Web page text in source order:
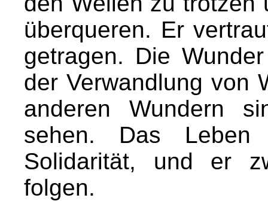
überqueren. Er
getragen. Die
der Verwandlung von
anderen Wundern
sehen. Das
Solidarität, und er
folgen.